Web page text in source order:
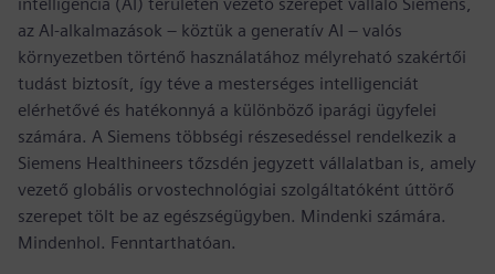
az AI-alkalmazások – köztük a generatív AI – valós
környezetben történő használatához mélyreható szakértői
tudást biztosít, így téve a mesterséges intelligenciát
elérhetővé és hatékonnyá a különböző iparági ügyfelei
számára. A Siemens többségi részesedéssel rendelkezik a
Siemens Healthineers tőzsdén jegyzett vállalatban is, amely
vezető globális orvostechnológiai szolgáltatóként úttörő
szerepet tölt be az egészségügyben. Mindenki számára.
Mindenhol. Fenntarthatóan.